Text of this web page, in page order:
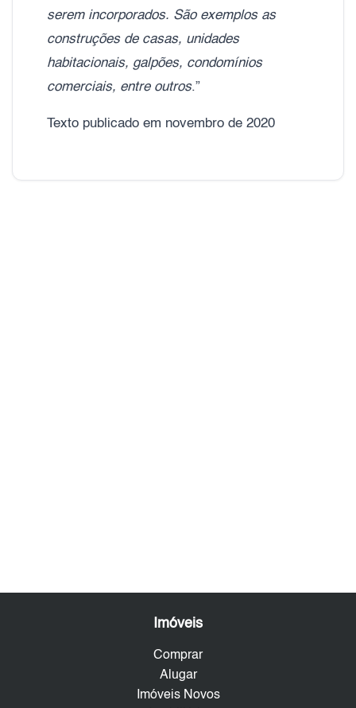
serem incorporados. São exemplos as
construções de casas, unidades
habitacionais, galpões, condomínios
comerciais, entre outros.”
Texto publicado em novembro de 2020
Imóveis
Comprar
Alugar
Imóveis Novos